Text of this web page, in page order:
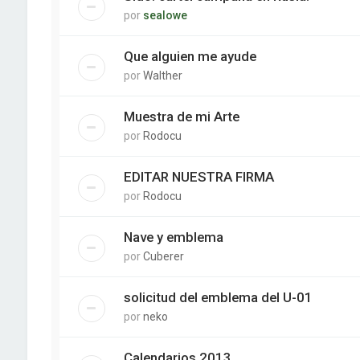
por sealowe
Que alguien me ayude
porWalther
Muestra de mi Arte
por Rodocu
EDITAR NUESTRA FIRMA
por Rodocu
Nave y emblema
porCuberer
solicitud del emblema del U-01
porneko